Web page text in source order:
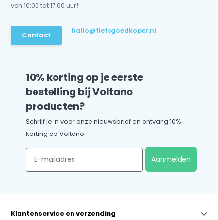
van 10:00 tot 17:00 uur!
Contact
hallo@fietsgoedkoper.nl
10% korting op je eerste
bestelling bij Voltano
producten?
Schrijf je in voor onze nieuwsbrief en ontvang 10%
korting op Voltano.
Email
Aanmelden
Klantenservice en verzending